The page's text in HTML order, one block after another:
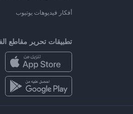
أفكار فيديوهات يوتيوب
تطبيقات تحرير مقاطع